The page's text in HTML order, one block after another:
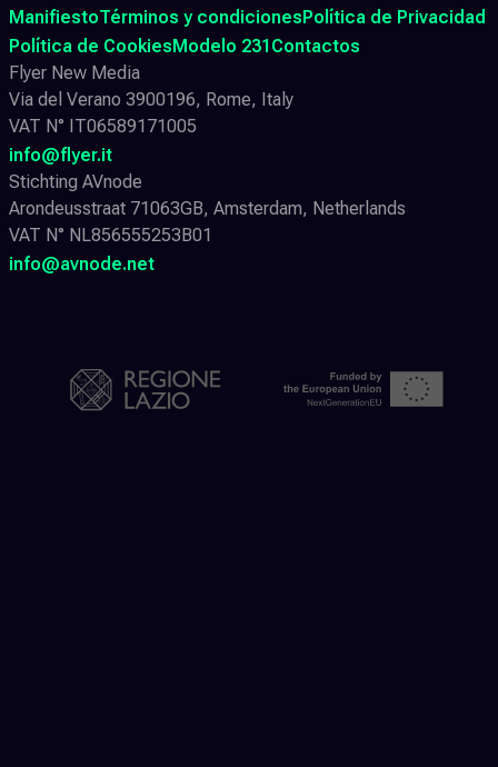
ManifiestoTérminos y condicionesPolítica de Privacidad
Política de CookiesModelo 231 Contactos
Flyer New Media
Via del Verano 3900196, Rome, Italy
VAT N° IT06589171005
info@flyer.it
Stichting AVnode
Arondeusstraat 71063GB, Amsterdam, Netherlands
VAT N° NL856555253B01
info@avnode.net